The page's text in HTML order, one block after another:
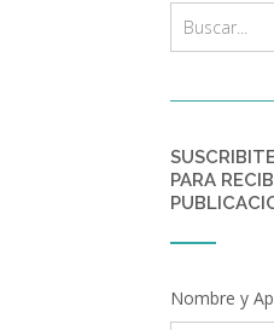
PARA
Nombre y